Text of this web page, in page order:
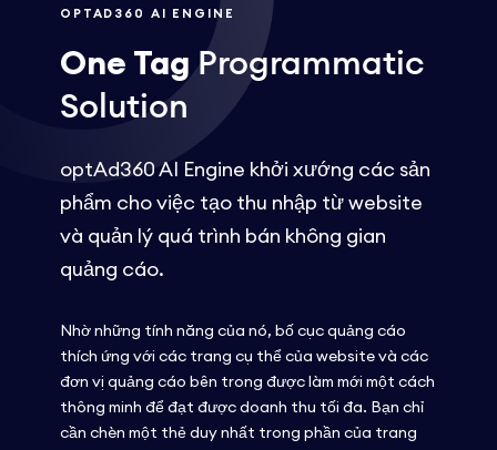
OPTAD360 AI ENGINE
One TagProgrammatic
Solution
optAd360 AI Engine khởi xướng các sản
phẩm cho việc tạo thu nhập từ website
và quản lý quá trình bán không gian
quảng cáo.
Nhờ những tính năng của nó, bố cục quảng cáo
thích ứng với các trang cụ thể của website và các
đơn vị quảng cáo bên trong được làm mới một cách
thông minh để đạt được doanh thu tối đa. Bạn chỉ
cần chèn một thẻ duy nhất trong phần của trang